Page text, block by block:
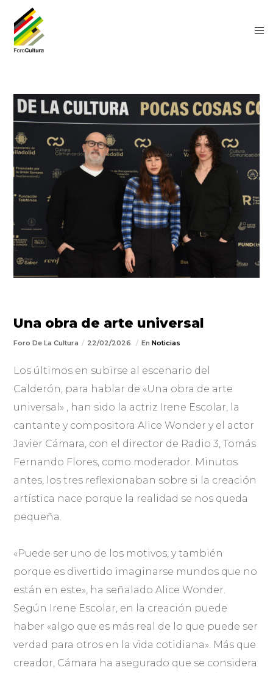
Una obra de arte universal
Foro De La Cultura 22/02/2026 EnNoticias
Los últimos en subirse al escenario del
Calderón, para hablar de «Una obra de arte
universal» , han sido la actriz Irene Escolar, la
cantante y compositora Alice Wonder y el actor
Javier Cámara, con el director de Radio 3, Tomás
Fernando Flores, como moderador. Minutos
antes, los tres reflexionaban sobre si la creación
artística nace porque la realidad se nos queda
pequeña.
«Puede ser uno de los motivos, y también
porque es divertido imaginarse mundos que no
están en este», ha señalado Alice Wonder.
Según Irene Escolar, en la creación puede
haber «algo que es más real de lo que puede ser
verdad para otros en la vida cotidiana». Más que
creador, Cámara ha asegurado que se considera